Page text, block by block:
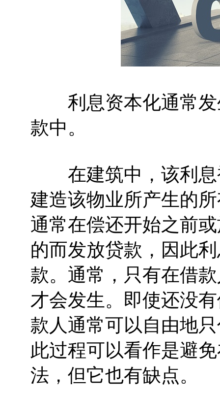
利息资本化通常发
款中。
在建筑中，该利息
建造该物业所产生的
通常在偿还开始之前
的而发放贷款，因此
款。通常，只有在借
才会发生。即使还没
款人通常可以自由地
此过程可以看作是避
法，但它也有缺点。